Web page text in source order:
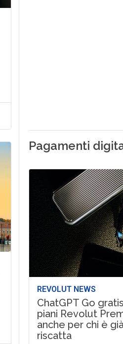
Pagamenti
REVOLUT NEWS
ChatGPT Go
piani Revolut
anche per chi è
riscatta